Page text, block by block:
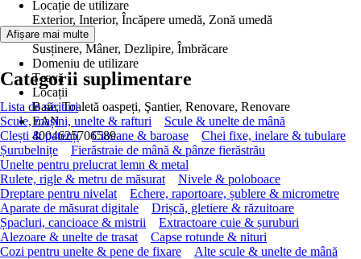
Locație de utilizare
Exterior, Interior, Încăpere umedă, Zonă umedă
Utilizare
Susținere, Mâner, Dezlipire, Îmbrăcare
Domeniu de utilizare
Ţeavă
Locații
Baie, Toaletă oaspeți, Şantier, Renovare, Renovare
EAN
4004625706589
Afișare mai multe
Categorii suplimentare
Lista de sărituri
Scule, mașini, unelte & rafturi
Scule & unelte de mână
Clești & patenți
Ciocane & baroase
Chei fixe, inelare & tubulare
Șurubelnițe
Fierăstraie de mână & pânze fierăstrău
Unelte pentru prelucrat lemn & metal
Rulete, rigle & metru de măsurat
Nivele & poloboace
Dreptare pentru nivelat
Echere, raportoare, șublere & micrometre
Aparate de măsurat digitale
Drișcă, gletiere & răzuitoare
Șpacluri, cancioace & mistrii
Extractoare cuie & șuruburi
Alezoare & unelte de trasat
Capse rotunde & nituri
Cozi pentru unelte & pene de fixare
Alte scule & unelte de mână